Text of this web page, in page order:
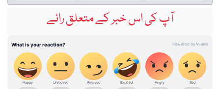
آپ کی اس خبر کے متعلق رائے